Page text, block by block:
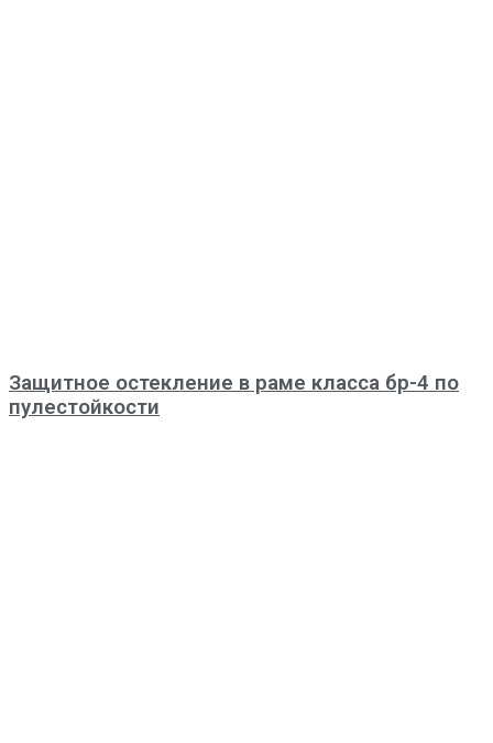
Защитное остекление в раме класса бр-4 по
пулестойкости